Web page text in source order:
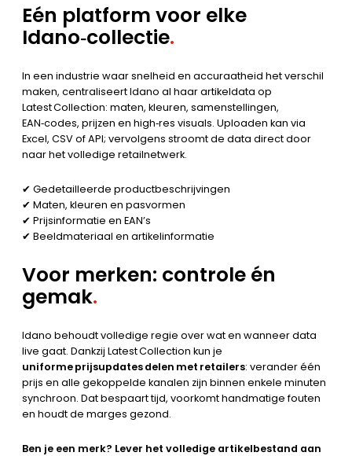
Eén platform voor elke
Idano‑collectie.
In een industrie waar snelheid en accuraatheid het verschil
maken, centraliseert Idano al haar artikeldata op
Latest Collection: maten, kleuren, samenstellingen,
EAN‑codes, prijzen en high‑res visuals. Uploaden kan via
Excel, CSV of API; vervolgens stroomt de data direct door
naar het volledige retailnetwerk.
✔ Gedetailleerde productbeschrijvingen
✔ Maten, kleuren en pasvormen
✔ Prijsinformatie en EAN’s
✔ Beeldmateriaal en artikelinformatie
Voor merken: controle én
gemak.
Idano behoudt volledige regie over wat en wanneer data
live gaat. Dankzij Latest Collection kun je
uniforme prijsupdates delen met retailers: verander één
prijs en alle gekoppelde kanalen zijn binnen enkele minuten
synchroon. Dat bespaart tijd, voorkomt handmatige fouten
en houdt de marges gezond.
Ben je een merk? Lever het volledige artikelbestand aan